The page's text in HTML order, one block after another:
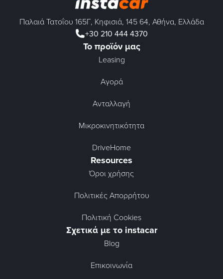
Παλαιά Τατοΐου 165Γ, Κηφισιά, 145 64, Αθήνα, Ελλάδα
+30 210 444 4370
Το προϊόν μας
Leasing
Αγορά
Ανταλλαγή
Μικροκινητικότητα
DriveHome
Resources
Όροι χρήσης
Πολιτικές Απορρήτου
Πολιτική Cookies
Σχετικά με το instacar
Blog
Επικοινωνία